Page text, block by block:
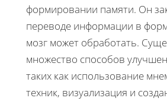
формировании памяти. Он
переводе информации в
мозг может обработать.
множество способов
таких как использование
техник, визуализация и